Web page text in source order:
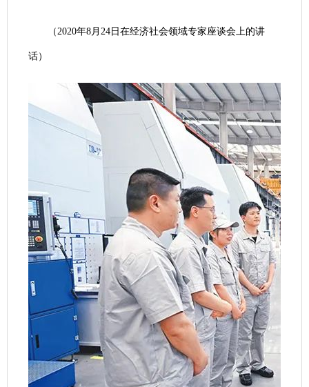
（2020年8月24日在经济社会领域专家座谈会上的讲
话）